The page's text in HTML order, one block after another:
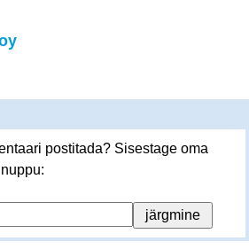
postitada? Sisestage oma